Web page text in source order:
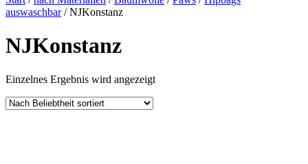
auswaschbar/ NJKonstanz
NJKonstanz
Einzelnes Ergebnis wird angezeigt